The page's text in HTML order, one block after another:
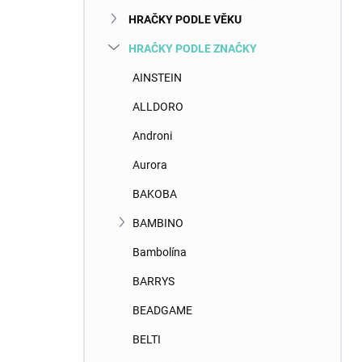
HRAČKY PODLE VĚKU
HRAČKY PODLE ZNAČKY
AINSTEIN
ALLDORO
Androni
Aurora
BAKOBA
BAMBINO
Bambolína
BARRYS
BEADGAME
BELTI